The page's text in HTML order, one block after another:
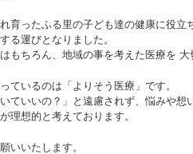
育ったふる里の子ども達の健康に役立
る運びとなりました。
もちろん、地域の事を考えた医療を 大
ているのは「よりそう医療」です。
いていいの？」と遠慮されず、悩みや
理想的と考えております。
いいたします。